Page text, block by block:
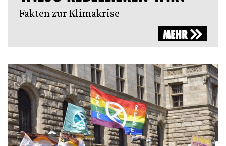
Fakten zur Klimakrise
MEHR